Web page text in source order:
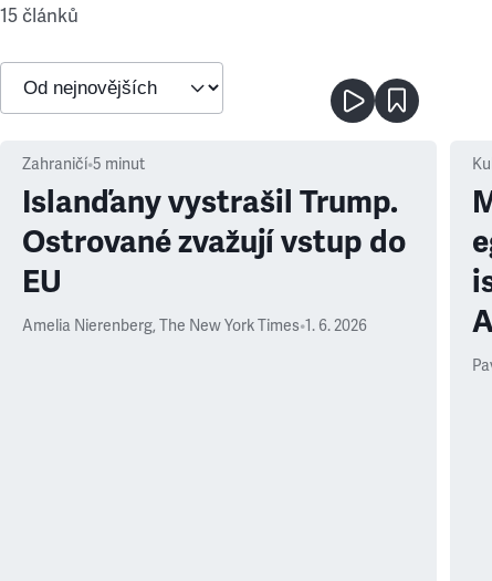
15 článků
Zahraničí•5 minut
Islanďany vystrašil Trump.
Ostrované zvažují vstup do
EU
Amelia Nierenberg, The New York Times•1. 6. 2026